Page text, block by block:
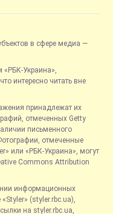
в сфере медиа —
«РБК-Украина»,
интересно читать вне
принадлежат их
отмеченных Getty
письменного
отмеченные
или «РБК-Украина», могут
Commons Attribution
информационных
(styler.rbc.ua),
на styler.rbc.ua,